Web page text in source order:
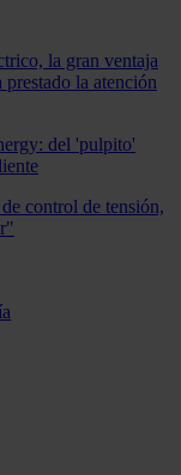
la gran ventaja
prestado la atención
del 'pulpito'
control de tensión,